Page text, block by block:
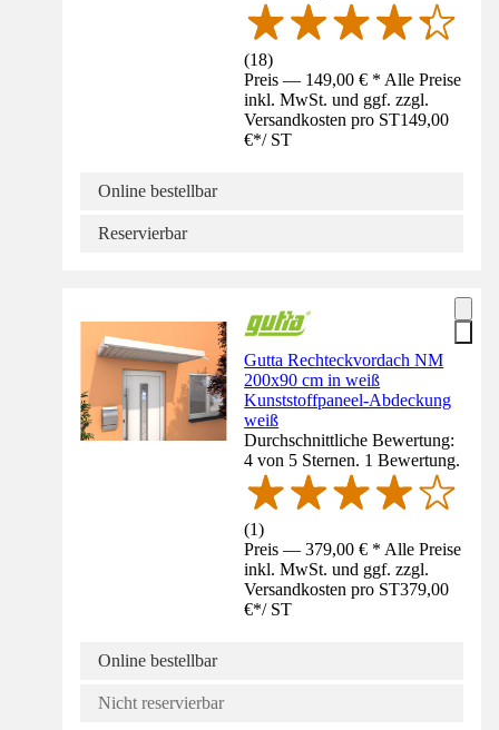
(18)
Preis — 149,00 € * Alle Preise
inkl. MwSt. und ggf. zzgl.
Versandkosten pro ST149,00
€*/ ST
Online bestellbar
Reservierbar
Gutta Rechteckvordach NM
200x90 cm in weiß
Kunststoffpaneel-Abdeckung
weiß
Durchschnittliche Bewertung:
4 von 5 Sternen. 1 Bewertung.
(1)
Preis — 379,00 € * Alle Preise
inkl. MwSt. und ggf. zzgl.
Versandkosten pro ST379,00
€*/ ST
Online bestellbar
Nicht reservierbar